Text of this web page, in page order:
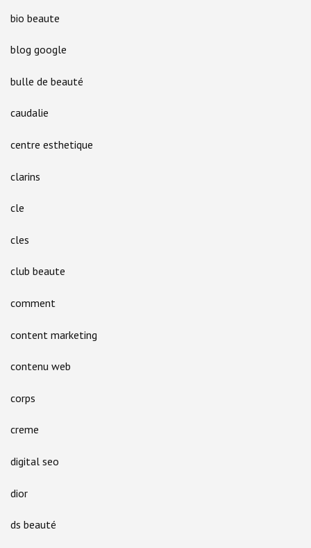
bio beaute
blog google
bulle de beauté
caudalie
centre esthetique
clarins
cle
cles
club beaute
comment
content marketing
contenu web
corps
creme
digital seo
dior
ds beauté